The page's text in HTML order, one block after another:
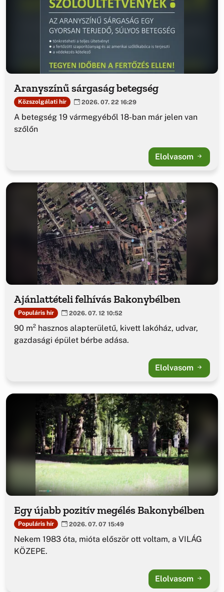
Aranyszínű sárgaság betegség
Közszolgálati hír 2026. 07. 22 16:29
A betegség 19 vármegyéből 18-ban már jelen van
szőlőn
Elolvasom
Ajánlattételi felhívás Bakonybélben
Populáris hír 2026. 07. 12 10:52
90 m² hasznos alapterületű, kivett lakóház, udvar,
gazdasági épület bérbe adása.
Elolvasom
Egy újabb pozitív megélés Bakonybélben
Populáris hír 2026. 07. 07 15:49
Nekem 1983 óta, mióta először ott voltam, a VILÁG
KÖZEPE.
Elolvasom